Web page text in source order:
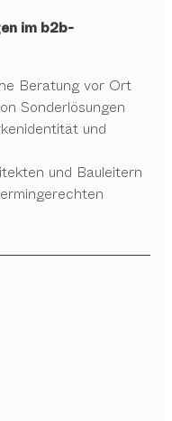
im b2b-
Beratung vor Ort
Sonderlösungen
und
und Bauleitern